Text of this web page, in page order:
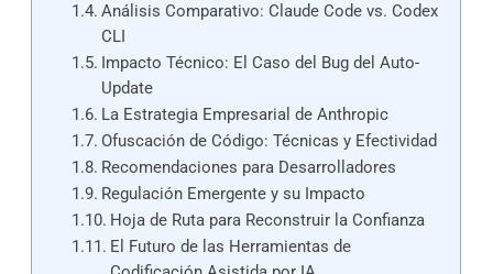
Análisis Comparativo: Claude Code vs. Codex
CLI
Impacto Técnico: El Caso del Bug del Auto-
Update
La Estrategia Empresarial de Anthropic
Ofuscación de Código: Técnicas y Efectividad
Recomendaciones para Desarrolladores
Regulación Emergente y su Impacto
Hoja de Ruta para Reconstruir la Confianza
El Futuro de las Herramientas de